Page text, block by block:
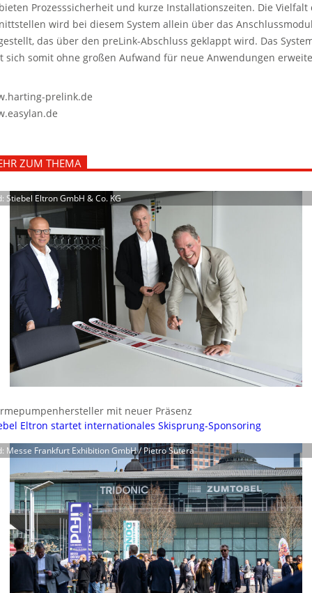
Prozesssicherheit und kurze Installationszeiten. Die Vielfalt
wird bei diesem System allein über das
das über den preLink-Abschluss geklappt wird. Das
sich somit ohne großen Aufwand für neue Anwendungen
prelink.de
ZUM THEMA
Stiebel Eltron GmbH & Co. KG
mit neuer Präsenz
Eltron startet internationales Skisprung-Sponsoring
Messe Frankfurt Exhibition GmbH / Pietro Sutera